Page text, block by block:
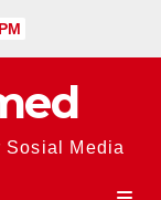
Sosial Media